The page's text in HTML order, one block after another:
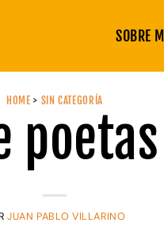
SOBRE
HOME > SIN CATEGORÍA
JUAN PABLO VILLARINO